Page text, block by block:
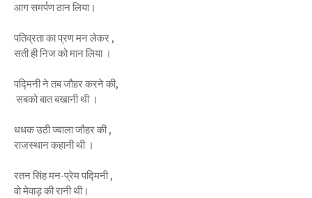
आग समर्पण ठान लिया।
पतिव्रता का प्रण मन लेकर ,
सती ही निज को मान लिया ।
पद्मिनी ने तब जौहर करने की,
सबको बात बखानी थी ।
धधक उठी ज्वाला जौहर की ,
राजस्थान कहानी थी ।
रतन सिंह मन-प्रेम पद्मिनी ,
वो मेवाड़ की रानी थी।